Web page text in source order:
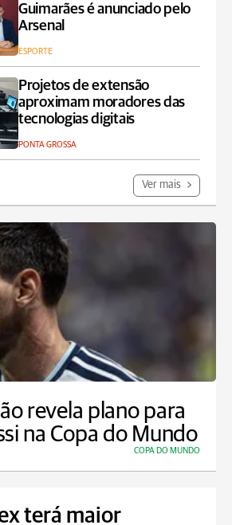
Guimarães é anunciado pelo
Arsenal
ESPORTE
Projetos de extensão
aproximam moradores das
tecnologias digitais
PONTA GROSSA
Ver mais
revela plano para
na Copa do Mundo
COPA DO MUNDO
terá maior